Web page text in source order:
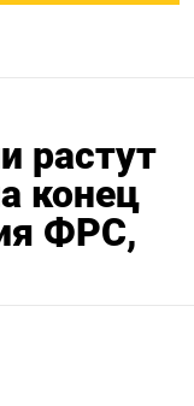
растут
конец
ФРС,